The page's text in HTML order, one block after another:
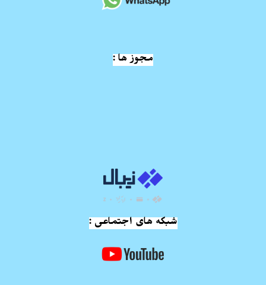
مجوز ها :
شبکه های اجتماعی :